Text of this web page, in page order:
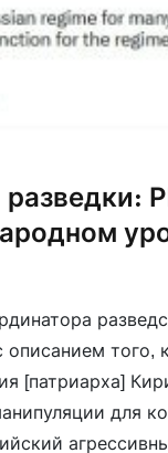
разведки:
того,
[патриарха]
для